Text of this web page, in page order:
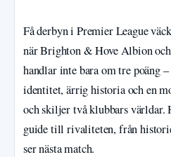
Få derbyn i Premier League
när Brighton & Hove Albion
handlar inte bara om tre poäng
identitet, ärrig historia och en
och skiljer två klubbars världar.
guide till rivaliteten, från
ser nästa match.